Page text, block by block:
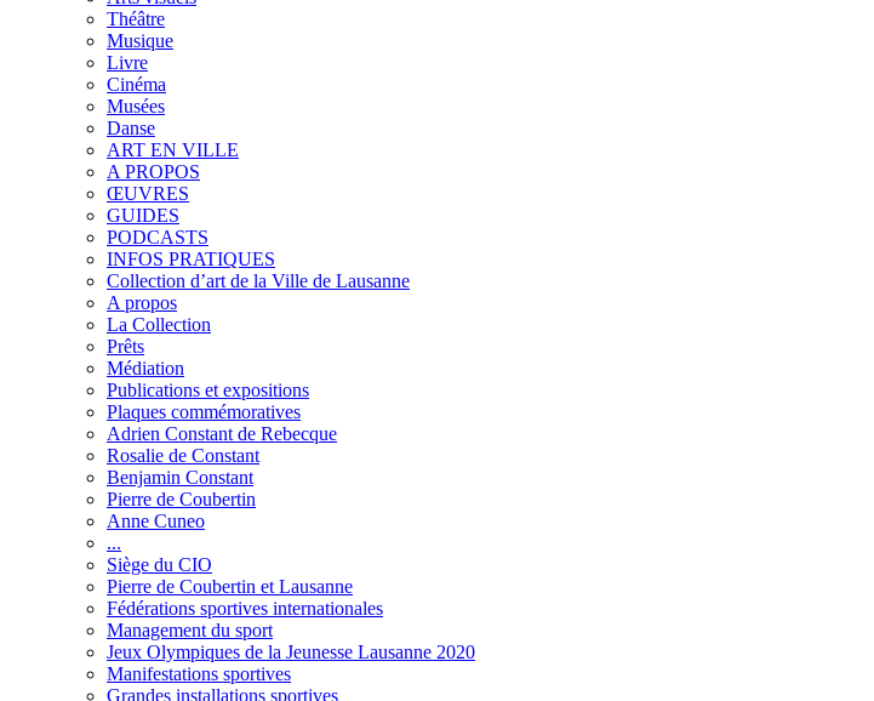
Théâtre
Musique
Livre
Cinéma
Musées
Danse
ART EN VILLE
A PROPOS
ŒUVRES
GUIDES
PODCASTS
INFOS PRATIQUES
Collection d’art de la Ville de Lausanne
A propos
La Collection
Prêts
Médiation
Publications et expositions
Plaques commémoratives
Adrien Constant de Rebecque
Rosalie de Constant
Benjamin Constant
Pierre de Coubertin
Anne Cuneo
...
Siège du CIO
Pierre de Coubertin et Lausanne
Fédérations sportives internationales
Management du sport
Jeux Olympiques de la Jeunesse Lausanne 2020
Manifestations sportives
Grandes installations sportives